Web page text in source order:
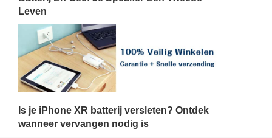
Leven
Is je iPhone XR batterij versleten? Ontdek
wanneer vervangen nodig is